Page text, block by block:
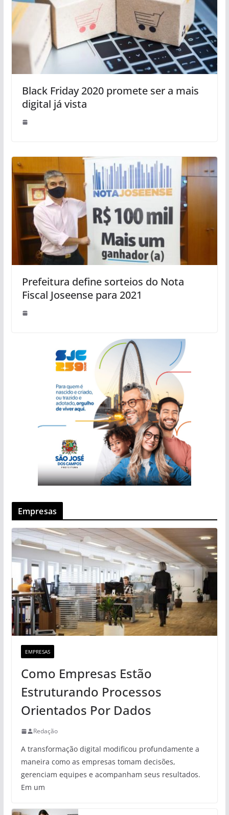
Black Friday 2020 promete ser a mais
digital já vista
Prefeitura define sorteios do Nota
Fiscal Joseense para 2021
Empresas
EMPRESAS
Como Empresas Estão
Estruturando Processos
Orientados Por Dados
Redação
A transformação digital modificou profundamente a
maneira como as empresas tomam decisões,
gerenciam equipes e acompanham seus resultados.
Em um